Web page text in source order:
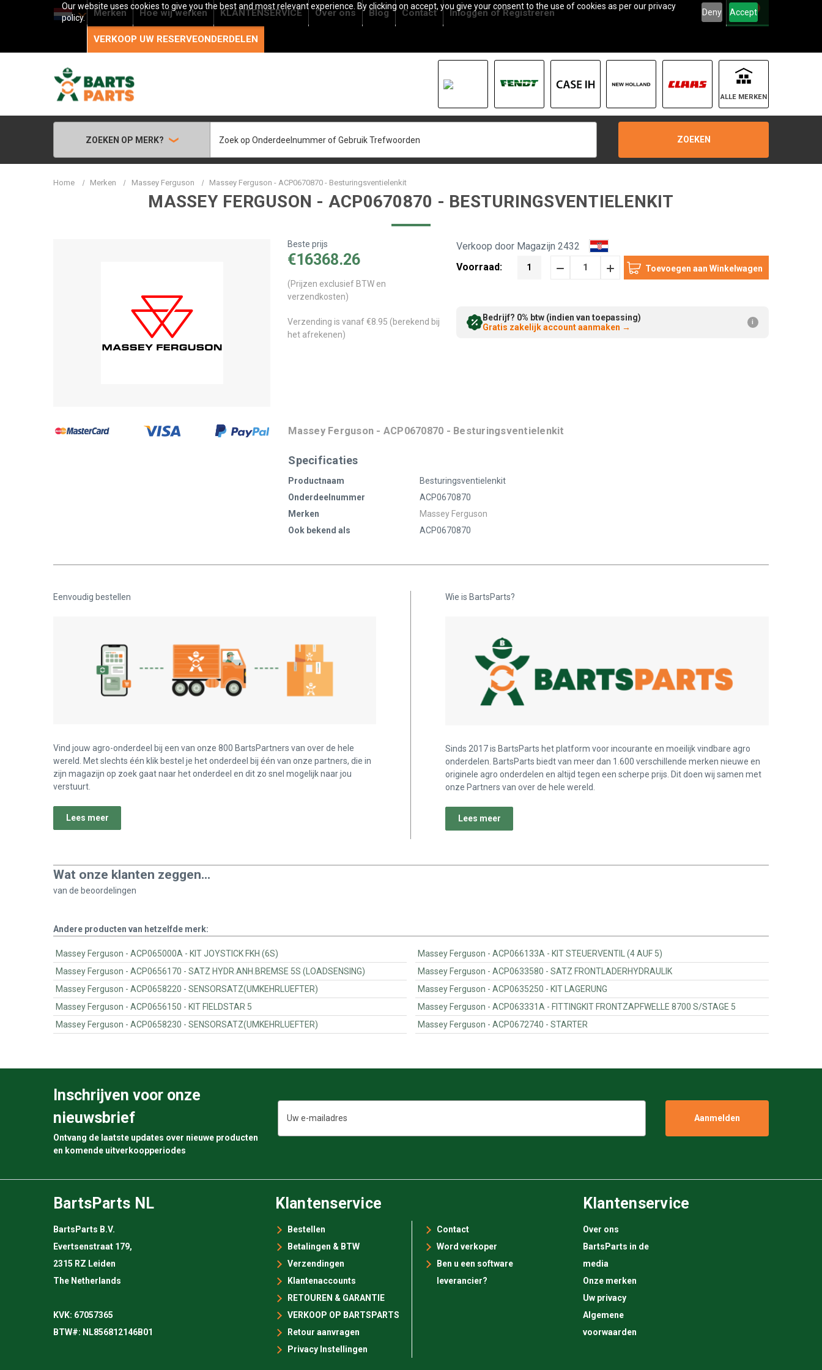
Our website uses cookies to give you the best and most relevant experience. By clicking on accept, you give your consent to the use of cookies as per our privacy
policy.
Deny Accept
Merken Hoe wij werken KLANTENSERVICE Over ons Blog Contact InloggenofRegistreren
VERKOOP UW RESERVEONDERDELEN
0
ALLE MERKEN
ZOEKEN OP MERK?
ZOEKEN
Home Merken Massey Ferguson Massey Ferguson - ACP0670870 - Besturingsventielenkit
MASSEY FERGUSON - ACP0670870 - BESTURINGSVENTIELENKIT
Beste prijs
€16368.26
(Prijzen exclusief BTW en
verzendkosten)
Verzending is vanaf €8.95 (berekend bij
het afrekenen)
Verkoop door Magazijn 2432
Voorraad:
1 HoeveelheidHoeveelheid
Bedrijf? 0% btw (indien van toepassing)
Gratis zakelijk account aanmaken → i
Massey Ferguson - ACP0670870 - Besturingsventielenkit
Specificaties
Productnaam
Besturingsventielenkit
Onderdeelnummer
ACP0670870
Merken
Massey Ferguson
Ook bekend als
ACP0670870
Eenvoudig bestellen
Vind jouw agro-onderdeel bij een van onze 800 BartsPartners van over de hele
wereld. Met slechts één klik bestel je het onderdeel bij één van onze partners, die in
zijn magazijn op zoek gaat naar het onderdeel en dit zo snel mogelijk naar jou
verstuurt.
Lees meer
Wie is BartsParts?
Sinds 2017 is BartsParts het platform voor incourante en moeilijk vindbare agro
onderdelen. BartsParts biedt van meer dan 1.600 verschillende merken nieuwe en
originele agro onderdelen en altijd tegen een scherpe prijs. Dit doen wij samen met
onze Partners van over de hele wereld.
Lees meer
Wat onze klanten zeggen...
van de beoordelingen
Andere producten van hetzelfde merk:
Massey Ferguson - ACP065000A - KIT JOYSTICK FKH (6S)
Massey Ferguson - ACP0656170 - SATZ HYDR.ANH.BREMSE 5S (LOADSENSING)
Massey Ferguson - ACP0658220 - SENSORSATZ(UMKEHRLUEFTER)
Massey Ferguson - ACP0656150 - KIT FIELDSTAR 5
Massey Ferguson - ACP0658230 - SENSORSATZ(UMKEHRLUEFTER)
Massey Ferguson - ACP066133A - KIT STEUERVENTIL (4 AUF 5)
Massey Ferguson - ACP0633580 - SATZ FRONTLADERHYDRAULIK
Massey Ferguson - ACP0635250 - KIT LAGERUNG
Massey Ferguson - ACP063331A - FITTINGKIT FRONTZAPFWELLE 8700 S/STAGE 5
Massey Ferguson - ACP0672740 - STARTER
Inschrijven voor onze
nieuwsbrief
Ontvang de laatste updates over nieuwe producten
en komende uitverkoopperiodes
mailadres
Klantenservice
Bestellen
Betalingen & BTW
Verzendingen
Klantenaccounts
RETOUREN & GARANTIE
VERKOOP OP BARTSPARTS
Retour aanvragen
Privacy Instellingen
Contact
Word verkoper
Ben u een software
leverancier?
Klantenservice
Over ons
BartsParts in de
media
Onze merken
Uw privacy
Algemene
voorwaarden
BartsParts NL
BartsParts B.V.
Evertsenstraat 179,
2315 RZ Leiden
The Netherlands
KVK: 67057365
BTW#: NL856812146B01